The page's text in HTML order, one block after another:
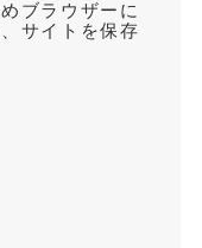
ブラウザーに
サイトを保存